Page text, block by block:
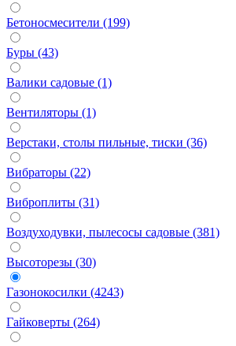
Бетоносмесители (199)
Буры (43)
Валики садовые (1)
Вентиляторы (1)
Верстаки, столы пильные, тиски (36)
Вибраторы (22)
Виброплиты (31)
Воздуходувки, пылесосы садовые (381)
Высоторезы (30)
Газонокосилки (4243)
Гайковерты (264)